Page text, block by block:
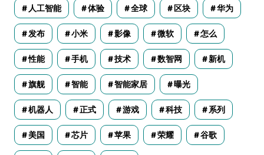
人工智能 体验 全球 区块 华为
发布 小米 影像 微软 怎么
性能 手机 技术 数智网 新机
旗舰 智能 智能家居 曝光
机器人 正式 游戏 科技 系列
美国 芯片 苹果 荣耀 谷歌